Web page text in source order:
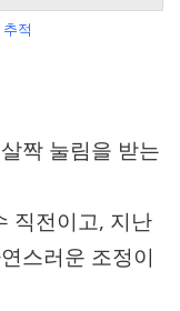
적
짝 눌림을 받는
직전이고, 지난
스러운 조정이